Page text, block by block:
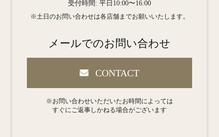
受付時間: 平日10:00〜16:00
※土日のお問い合わせは各店舗までお願いいたします。
メールでのお問い合わせ
CONTACT
※お問い合わせいただいたお時間によっては
すぐにご返事しかねる場合がございます